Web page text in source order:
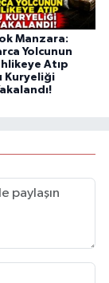
Manzara:
Yolcunun
Atıp
Kuryeliği